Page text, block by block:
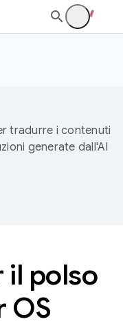
tradurre i contenuti
generate dall'AI
il polso
OS